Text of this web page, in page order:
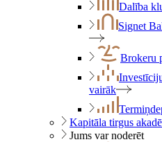
Dalība
Signet
Brokeru
vairāk
Kapitāla tirgus
Jums var noderēt